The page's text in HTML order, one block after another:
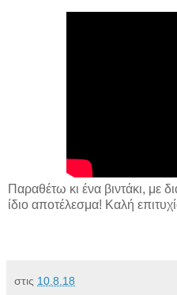
Παραθέτω κι ένα βιντάκι, με
ίδιο αποτέλεσμα! Καλή
στις 10.8.18